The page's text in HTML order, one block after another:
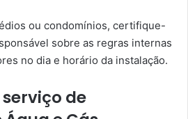
ou condomínios, certifique-
sobre as regras internas
no dia e horário da instalação.
de